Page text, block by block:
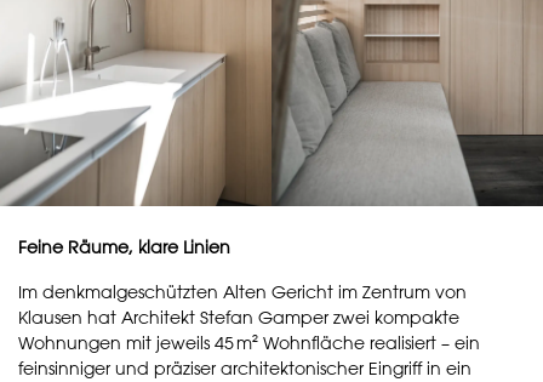
Feine Räume, klare Linien
Im denkmalgeschützten Alten Gericht im Zentrum von
Klausen hat Architekt Stefan Gamper zwei kompakte
Wohnungen mit jeweils 45 m² Wohnfläche realisiert – ein
feinsinniger und präziser architektonischer Eingriff in ein